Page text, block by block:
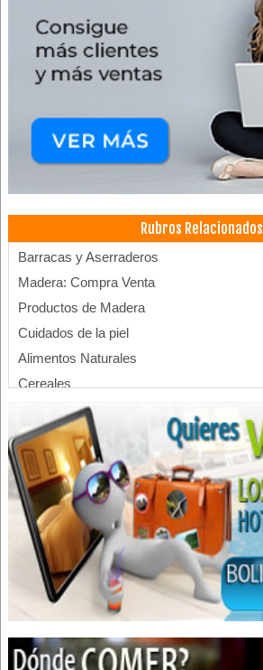
Rubros Relacionados
Barracas y Aserraderos
Madera: Compra Venta
Productos de Madera
Cuidados de la piel
Alimentos Naturales
Cereales
Productos Naturales
Frutas Secas
Fábrica de cereales
Cereales de Quinua
Productos de amarantos
Alimentos Saludables
Alimentos Procesados
Leche y Derivados
Yogurt
Agua saludable